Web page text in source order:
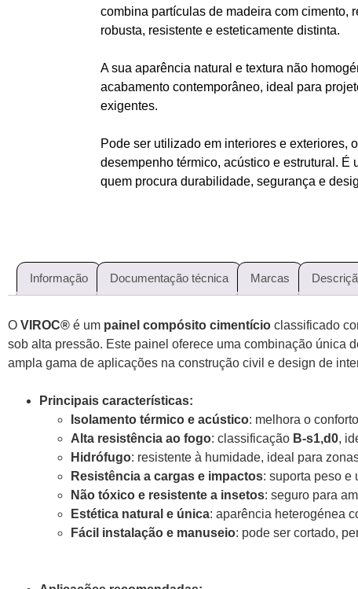
combina partículas de madeira com cimento,
robusta, resistente e esteticamente distinta.
A sua aparência natural e textura não
acabamento contemporâneo, ideal para
exigentes.
Pode ser utilizado em interiores e exteriores,
desempenho térmico, acústico e estrutural. É
quem procura durabilidade, segurança e
Informação Documentação técnica Marcas
O VIROC® é um painel compósito cimentício classificado
sob alta pressão. Este painel oferece uma combinação única
ampla gama de aplicações na construção civil e design de
Principais características:
Isolamento térmico e acústico: melhora o
Alta resistência ao fogo: classificação B-s1,d0,
Hidrófugo: resistente à humidade, ideal para
Resistência a cargas e impactos: suporta peso e
Não tóxico e resistente a insetos: seguro para
Estética natural e única: aparência heterogénea
Fácil instalação e manuseio: pode ser cortado,